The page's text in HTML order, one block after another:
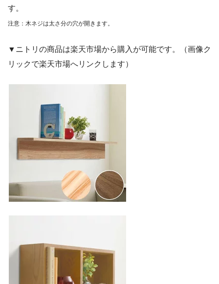
す。
注意：木ネジは太さ分の穴が開きます。
▼ニトリの商品は楽天市場から購入が可能です。（画像ク
リックで楽天市場へリンクします）